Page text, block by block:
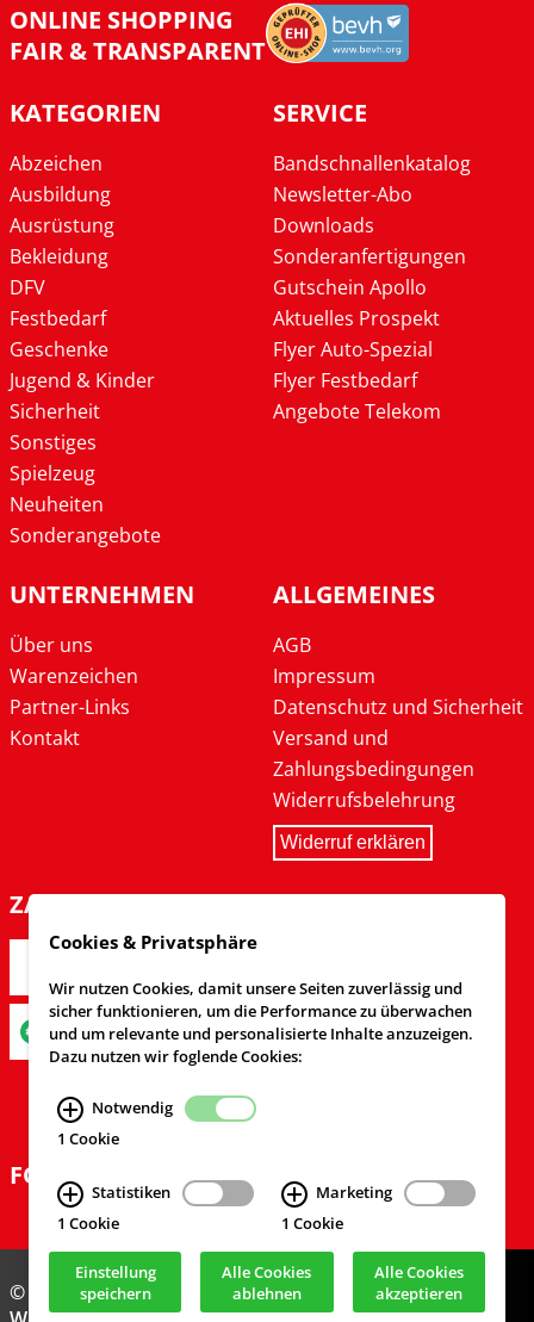
ONLINE SHOPPING
FAIR & TRANSPARENT
KATEGORIEN
Abzeichen
Ausbildung
Ausrüstung
Bekleidung
DFV
Festbedarf
Geschenke
Jugend & Kinder
Sicherheit
Sonstiges
Spielzeug
Neuheiten
Sonderangebote
SERVICE
Bandschnallenkatalog
Newsletter-Abo
Downloads
Sonderanfertigungen
Gutschein Apollo
Aktuelles Prospekt
Flyer Auto-Spezial
Flyer Festbedarf
Angebote Telekom
UNTERNEHMEN
Über uns
Warenzeichen
Partner-Links
Kontakt
ALLGEMEINES
AGB
Impressum
Datenschutz und Sicherheit
Versand und
Zahlungsbedingungen
Widerrufsbelehrung
Widerruf erklären
ZAHLARTEN
FOLGEN SIE UNS
© Feuerwehrversand 2024
Cookies & Privatsphäre
Wir nutzen Cookies, damit unsere Seiten zuverlässig und
sicher funktionieren, um die Performance zu überwachen
und um relevante und personalisierte Inhalte anzuzeigen.
Dazu nutzen wir foglende Cookies:
Notwendig
1 Cookie
Statistiken
1 Cookie
Marketing
1 Cookie
Einstellung
speichern
Alle Cookies
ablehnen
Alle Cookies
akzeptieren